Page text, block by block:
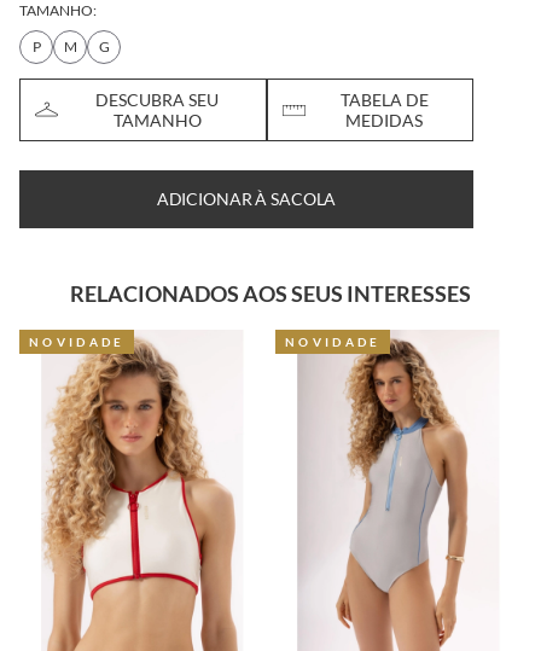
TAMANHO:
P
M G
DESCUBRA SEU
TAMANHO
TABELA DE
MEDIDAS
ADICIONAR À SACOLA
RELACIONADOS AOS SEUS INTERESSES
NOVIDADE NOVIDADE